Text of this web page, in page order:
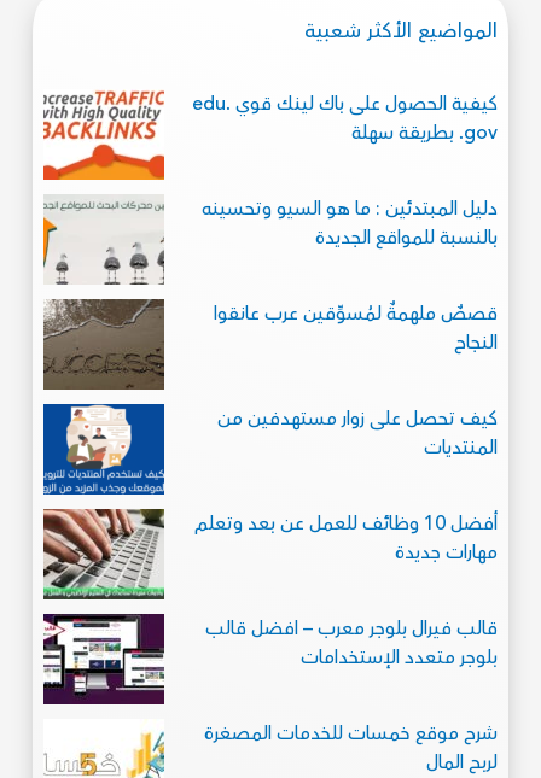
المواضيع الأكثر شعبية
كيفية الحصول على باك لينك قوي .edu
.gov بطريقة سهلة
دليل المبتدئين : ما هو السيو وتحسينه
بالنسبة للمواقع الجديدة
قصصٌ ملهمةٌ لمُسوِّقين عرب عانقوا
النجاح
كيف تحصل على زوار مستهدفين من
المنتديات
أفضل 10 وظائف للعمل عن بعد وتعلم
مهارات جديدة
قالب فيرال بلوجر معرب – افضل قالب
بلوجر متعدد الإستخدامات
شرح موقع خمسات للخدمات المصغرة
لربح المال